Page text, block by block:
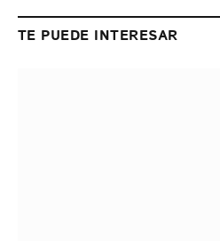
TE PUEDE INTERESAR